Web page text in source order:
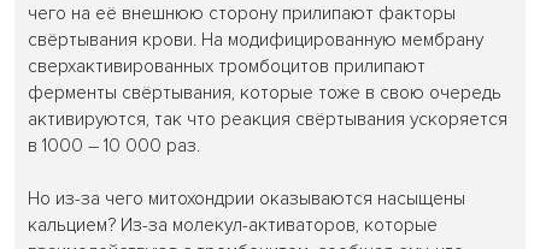
чего на её внешнюю сторону прилипают факторы
свёртывания крови. На модифицированную мембрану
сверхактивированных тромбоцитов прилипают
ферменты свёртывания, которые тоже в свою очередь
активируются, так что реакция свёртывания ускоряется
в 1000 – 10 000 раз.
Но из-за чего митохондрии оказываются насыщены
кальцием? Из-за молекул-активаторов, которые